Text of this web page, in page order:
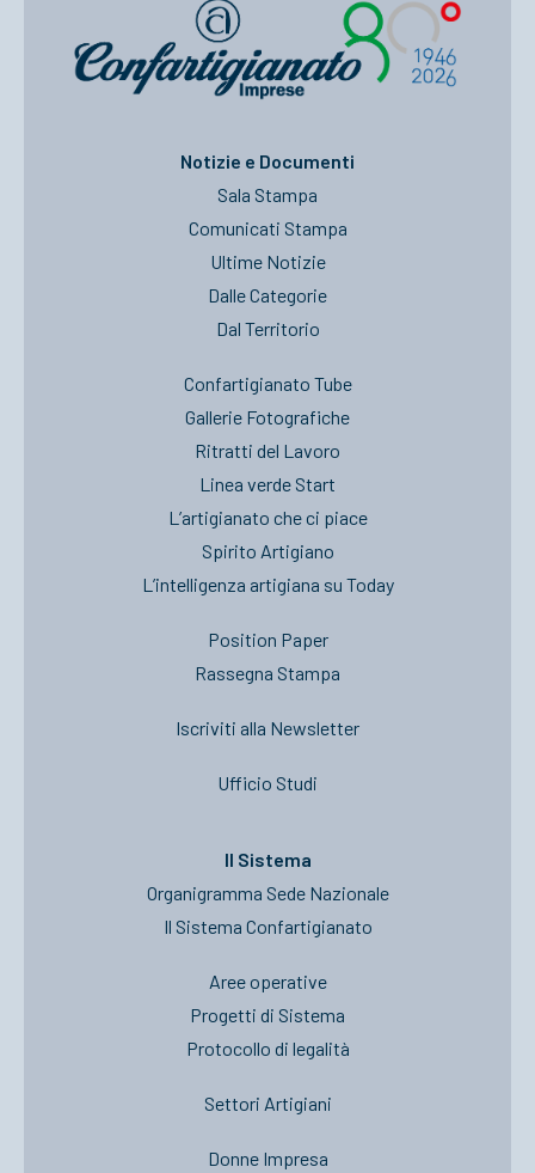
Notizie e Documenti
Sala Stampa
Comunicati Stampa
Ultime Notizie
Dalle Categorie
Dal Territorio
Confartigianato Tube
Gallerie Fotografiche
Ritratti del Lavoro
Linea verde Start
L’artigianato che ci piace
Spirito Artigiano
L’intelligenza artigiana su Today
Position Paper
Rassegna Stampa
Iscriviti alla Newsletter
Ufficio Studi
Il Sistema
Organigramma Sede Nazionale
Il Sistema Confartigianato
Aree operative
Progetti di Sistema
Protocollo di legalità
Settori Artigiani
Donne Impresa